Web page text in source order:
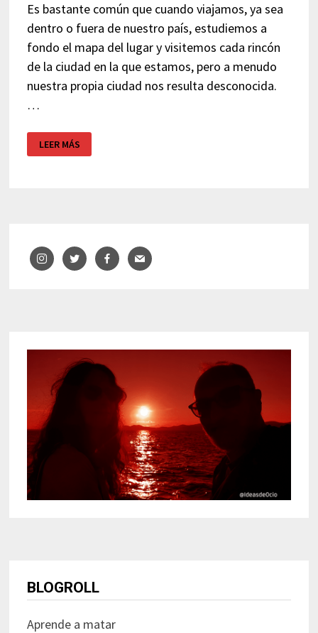
Es bastante común que cuando viajamos, ya sea
dentro o fuera de nuestro país, estudiemos a
fondo el mapa del lugar y visitemos cada rincón
de la ciudad en la que estamos, pero a menudo
nuestra propia ciudad nos resulta desconocida.
…
PARQUE
EL
LABERINTO
LEER MÁS
BLOGROLL
Aprende a matar